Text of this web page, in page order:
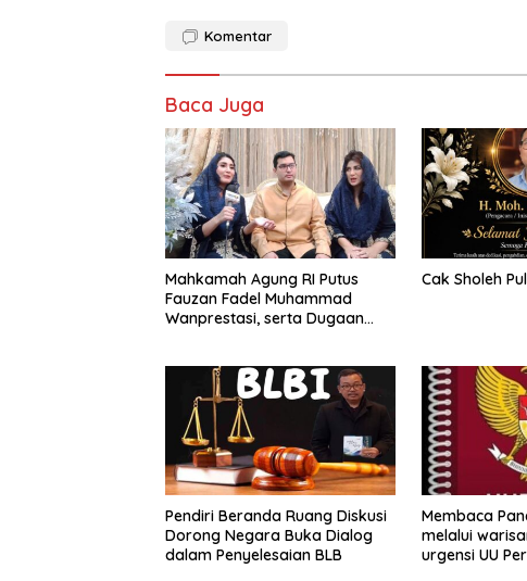
Komentar
Baca Juga
Mahkamah Agung RI Putus
Fauzan Fadel Muhammad
Wanprestasi, serta Dugaan
Cak Sholeh
Pendiri Beranda Ruang Diskusi
Dorong Negara Buka Dialog
dalam Penyelesaian BLB
Membaca
melalui
urgensi UU